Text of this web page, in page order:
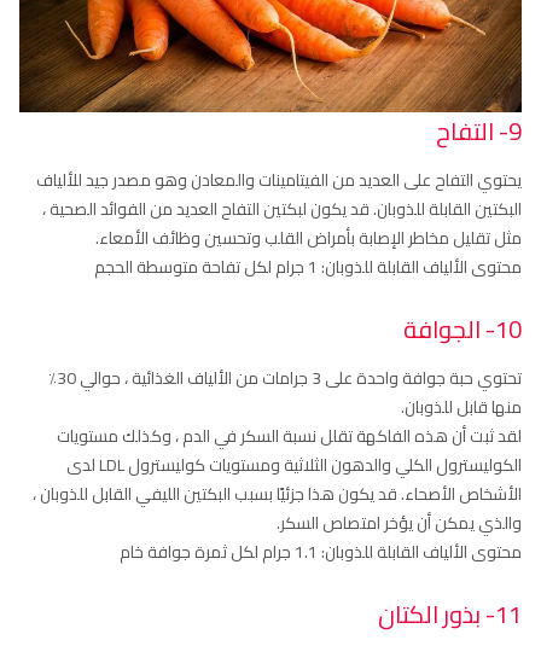
9- التفاح
يحتوي التفاح على العديد من الفيتامينات والمعادن وهو مصدر جيد للألياف
البكتين القابلة للذوبان. قد يكون لبكتين التفاح العديد من الفوائد الصحية ،
مثل تقليل مخاطر الإصابة بأمراض القلب وتحسين وظائف الأمعاء.
محتوى الألياف القابلة للذوبان: 1 جرام لكل تفاحة متوسطة الحجم
10- الجوافة
تحتوي حبة جوافة واحدة على 3 جرامات من الألياف الغذائية ، حوالي 30٪
منها قابل للذوبان.
لقد ثبت أن هذه الفاكهة تقلل نسبة السكر في الدم ، وكذلك مستويات
الكوليسترول الكلي والدهون الثلاثية ومستويات كوليسترول LDL لدى
الأشخاص الأصحاء. قد يكون هذا جزئيًا بسبب البكتين الليفي القابل للذوبان ،
والذي يمكن أن يؤخر امتصاص السكر.
محتوى الألياف القابلة للذوبان: 1.1 جرام لكل ثمرة جوافة خام
11- بذور الكتان